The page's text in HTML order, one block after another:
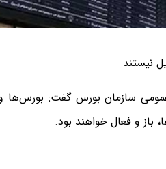
نیستند
سازمان بورس گفت: بورس‌ها و
و فعال خواهند بود.